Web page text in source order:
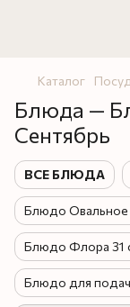
Каталог
Блюда —
Сентябрь
ВСЕ БЛЮДА
Блюдо Овальное
Блюдо Флора 31
Блюдо для